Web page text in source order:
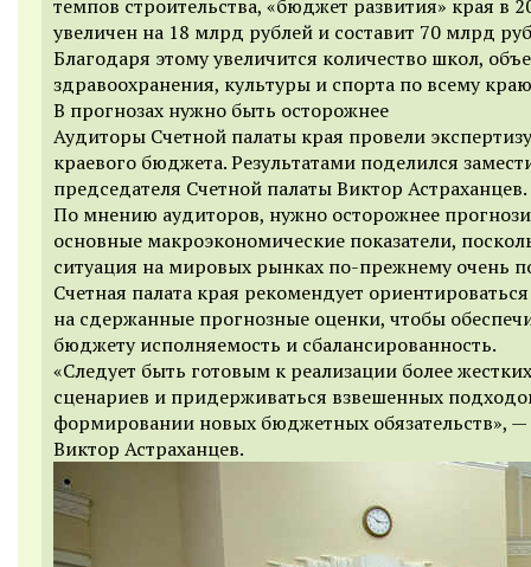
темпов строительства, «бюджет развития» края в
увеличен на 18 млрд рублей и составит 70 млрд
Благодаря этому увеличится количество школ,
здравоохранения, культуры и спорта по всему
В прогнозах нужно быть осторожнее
Аудиторы Счетной палаты края провели
краевого бюджета. Результатами поделился
председателя Счетной палаты Виктор Астраханцев.
По мнению аудиторов, нужно осторожнее
основные макроэкономические показатели,
ситуация на мировых рынках по-прежнему очень
Счетная палата края рекомендует ориентироваться
на сдержанные прогнозные оценки, чтобы
бюджету исполняемость и сбалансированность.
«Следует быть готовым к реализации более жестких
сценариев и придерживаться взвешенных
формировании новых бюджетных обязательств», —
Виктор Астраханцев.